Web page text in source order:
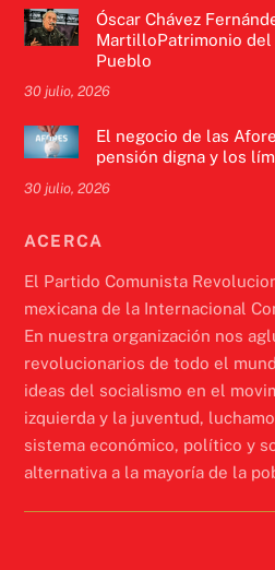
Óscar Chávez
MartilloPatrimonio del
Pueblo
30 julio, 2026
El negocio de las
pensión digna y los
30 julio, 2026
ACERCA
El Partido Comunista
mexicana de la Internacional
En nuestra organización nos
revolucionarios de todo el
ideas del socialismo en el
izquierda y la juventud,
sistema económico, político y
alternativa a la mayoría de la